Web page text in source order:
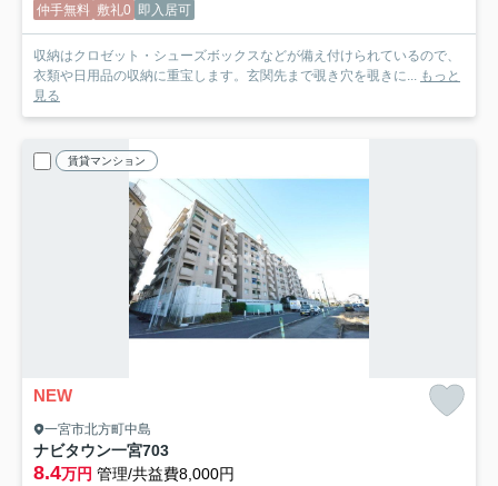
仲手無料 敷礼0 即入居可
収納はクロゼット・シューズボックスなどが備え付けられているので、
衣類や日用品の収納に重宝します。玄関先まで覗き穴を覗きに...
もっと
見る
賃貸マンション
NEW
一宮市北方町中島
ナビタウン一宮703
8.4万円 管理/共益費8,000円